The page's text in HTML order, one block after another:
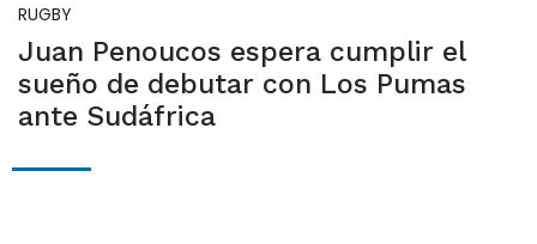
RUGBY
Juan Penoucos espera cumplir el
sueño de debutar con Los Pumas
ante Sudáfrica